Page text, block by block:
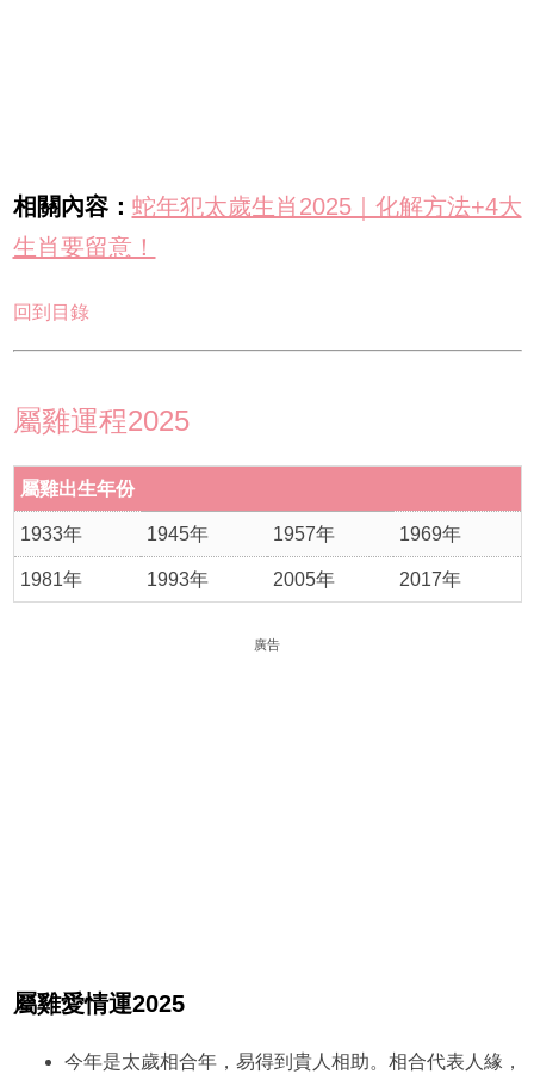
相關內容： 蛇年犯太歲生肖2025｜化解方法+4大
生肖要留意！
回到目錄
屬雞運程2025
屬雞出生年份
1933年 1945年 1957年 1969年
1981年 1993年 2005年 2017年
廣告
屬雞愛情運2025
今年是太歲相合年，易得到貴人相助。相合代表人緣，